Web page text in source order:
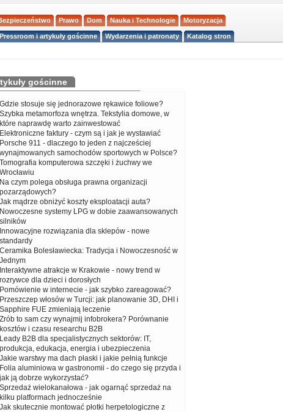
Prawo Dom Nauka i Technologie Motoryzacja
Pressroom i artykuły gościnne Wydarzenia i patronaty Katalog stron
gościnne
Gdzie stosuje się jednorazowe rękawice foliowe?
Szybka metamorfoza wnętrza. Tekstylia domowe, w
które naprawdę warto zainwestować
Elektroniczne faktury - czym są i jak je wystawiać
Porsche 911 - dlaczego to jeden z najcześciej
wynajmowanych samochodów sportowych w Polsce?
Tomografia komputerowa szczęki i żuchwy we
Wrocławiu
Na czym polega obsługa prawna organizacji
pozarządowych?
Jak mądrze obniżyć koszty eksploatacji auta?
Nowoczesne systemy LPG w dobie zaawansowanych
silników
Innowacyjne rozwiązania dla sklepów - nowe
standardy
Ceramika Bolesławiecka: Tradycja i Nowoczesność w
Jednym
Interaktywne atrakcje w Krakowie - nowy trend w
rozrywce dla dzieci i dorosłych
Pomówienie w internecie - jak szybko zareagować?
Przeszczep włosów w Turcji: jak planowanie 3D, DHI i
Sapphire FUE zmieniają leczenie
Zrób to sam czy wynajmij infobrokera? Porównanie
kosztów i czasu researchu B2B
Leady B2B dla specjalistycznych sektorów: IT,
produkcja, edukacja, energia i ubezpieczenia
Jakie warstwy ma dach płaski i jakie pełnią funkcje
Folia aluminiowa w gastronomii - do czego się przyda i
jak ją dobrze wykorzystać?
Sprzedaż wielokanałowa - jak ogarnąć sprzedaż na
kilku platformach jednocześnie
Jak skutecznie montować płotki herpetologiczne z